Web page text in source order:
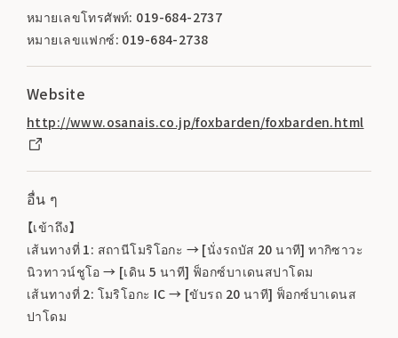
หมายเลขโทรศัพท์: 019-684-2737
หมายเลขแฟกซ์: 019-684-2738
Website
http://www.osanais.co.jp/foxbarden/foxbarden.html
อื่น ๆ
【เข้าถึง】
เส้นทางที่ 1: สถานีโมริโอกะ → [นั่งรถบัส 20 นาที] ทากิซาวะ
นิวทาวน์ชูโอ → [เดิน 5 นาที] ฟ็อกซ์บาเดนสปาโดม
เส้นทางที่ 2: โมริโอกะ IC → [ขับรถ 20 นาที] ฟ็อกซ์บาเดนส
ปาโดม